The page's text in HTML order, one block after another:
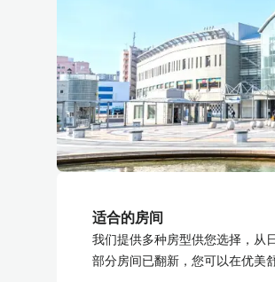
适合的房间
我们提供多种房型供您选择，从
部分房间已翻新，您可以在优美